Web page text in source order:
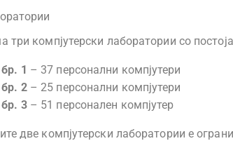
три компјутерски лаборатории со
1 – 37 персонални компјутери
2– 25 персонални компјутери
3– 51 персонален компјутер
две компјутерски лаборатории е